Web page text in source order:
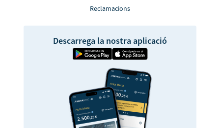
Reclamacions
Descarrega la nostra aplicació